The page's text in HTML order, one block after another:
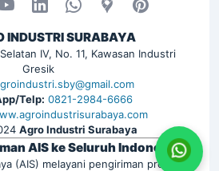
INDUSTRI SURABAYA
IV, No. 11, Kawasan Industri
Gresik
Telp: 0821-2984-6666
Agro Industri Surabaya
AIS ke Seluruh Indonesia
(AIS) melayani pengiriman produk